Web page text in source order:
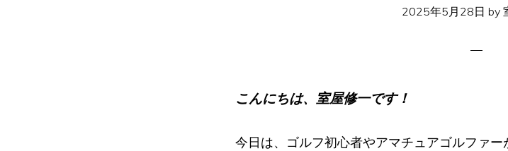
2025年5月28日 by
こんにちは、室屋修一です！
今日は、ゴルフ初心者やアマチュアゴルファ